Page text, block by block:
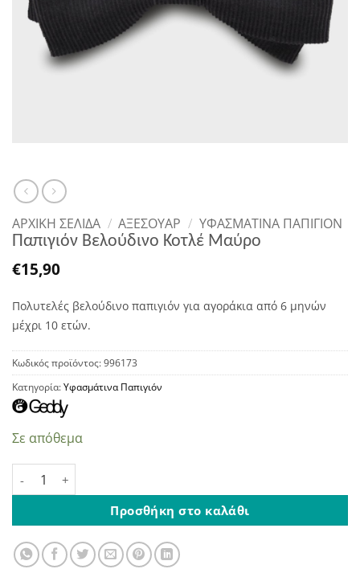
ΑΡΧΙΚΉ ΣΕΛΊΔΑ / ΑΞΕΣΟΥΑΡ / ΥΦΑΣΜΆΤΙΝΑ ΠΑΠΙΓΙΌΝ
Παπιγιόν Βελούδινο Κοτλέ Μαύρο
€15,90
Πολυτελές βελούδινο παπιγιόν για αγοράκια από 6 μηνών
μέχρι 10 ετών.
Κωδικός προϊόντος:996173
Κατηγορία:Υφασμάτινα Παπιγιόν
Σε απόθεμα
Παπιγιόν Βελούδινο Κοτλέ Μαύρο ποσότητα
Προσθήκη στο καλάθι